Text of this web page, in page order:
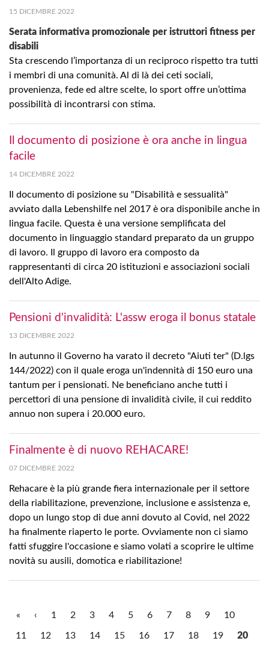
15 DICEMBRE 2022
Serata informativa promozionale per istruttori fitness per
disabili
Sta crescendo l’importanza di un reciproco rispetto tra tutti
i membri di una comunità. Al di là dei ceti sociali,
provenienza, fede ed altre scelte, lo sport offre un’ottima
possibilità di incontrarsi con stima.
Il documento di posizione è ora anche in lingua
facile
14 DICEMBRE 2022
Il documento di posizione su "Disabilità e sessualità"
avviato dalla Lebenshilfe nel 2017 è ora disponibile anche in
lingua facile. Questa è una versione semplificata del
documento in linguaggio standard preparato da un gruppo
di lavoro. Il gruppo di lavoro era composto da
rappresentanti di circa 20 istituzioni e associazioni sociali
dell'Alto Adige.
Pensioni d'invalidità: L'assw eroga il bonus statale
13 DICEMBRE 2022
In autunno il Governo ha varato il decreto "Aiuti ter" (D.lgs
144/2022) con il quale eroga un'indennità di 150 euro una
tantum per i pensionati. Ne beneficiano anche tutti i
percettori di una pensione di invalidità civile, il cui reddito
annuo non supera i 20.000 euro.
Finalmente è di nuovo REHACARE!
07 DICEMBRE 2022
Rehacare è la più grande fiera internazionale per il settore
della riabilitazione, prevenzione, inclusione e assistenza e,
dopo un lungo stop di due anni dovuto al Covid, nel 2022
ha finalmente riaperto le porte. Ovviamente non ci siamo
fatti sfuggire l'occasione e siamo volati a scoprire le ultime
novità su ausili, domotica e riabilitazione!
« ‹ 1 2 3 4 5 6 7 8 9 10
11 12 13 14 15 16 17 18 19 20